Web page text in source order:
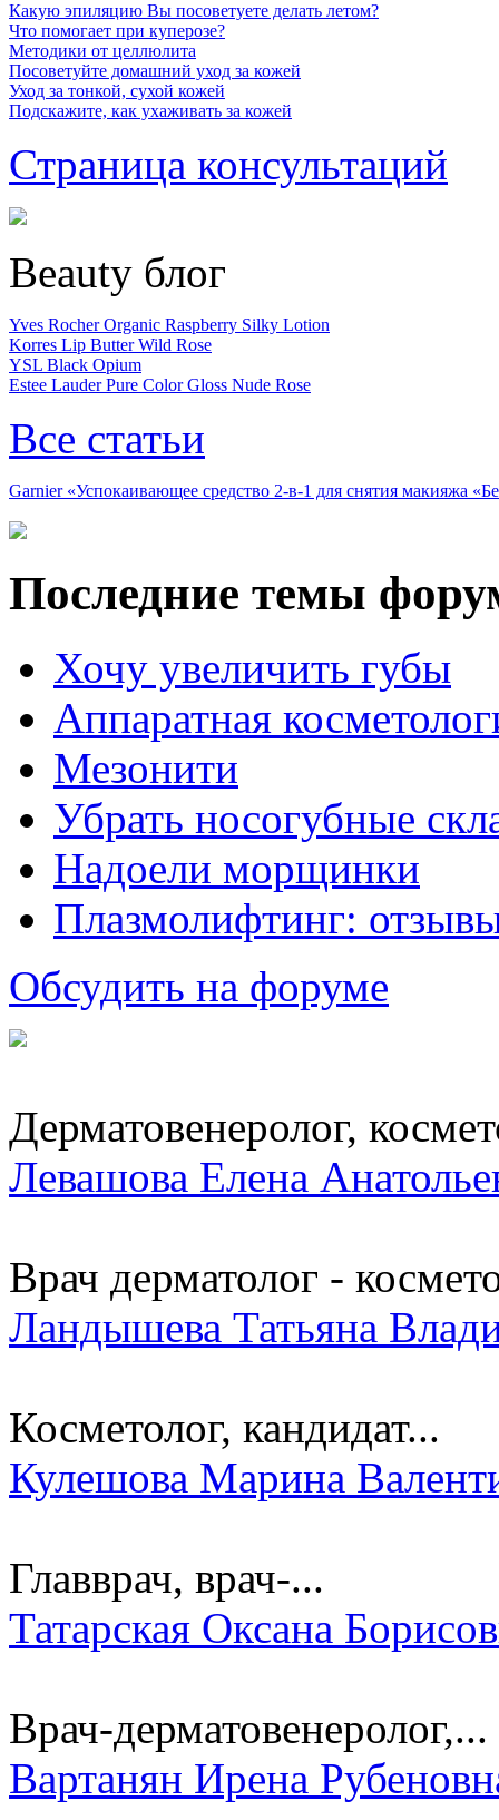
Какую эпиляцию Вы посоветуете делать летом?
Что помогает при куперозе?
Методики от целлюлита
Посоветуйте домашний уход за кожей
Уход за тонкой, сухой кожей
Подскажите, как ухаживать за кожей
Страница консультаций
Beauty блог
Yves Rocher Organic Raspberry Silky Lotion
Korres Lip Butter Wild Rose
YSL Black Opium
Estee Lauder Pure Color Gloss Nude Rose
Все статьи
Garnier «Успокаивающее средство 2-в-1 для снятия макияжа
Последние темы
Хочу увеличить губы
Аппаратная
Мезонити
Убрать носогубные
Надоели морщинки
Плазмолифтинг:
Обсудить на форуме
Дерматовенеролог,
Левашова Елена
Врач дерматолог -
Ландышева Татьяна
Косметолог, кандидат...
Кулешова Марина
Главврач, врач-...
Татарская Оксана
Врач-дерматовенеролог,...
Вартанян Ирена